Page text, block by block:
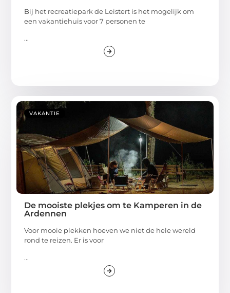
Bij het recreatiepark de Leistert is het mogelijk om
een vakantiehuis voor 7 personen te
...
VAKANTIE
De mooiste plekjes om te Kamperen in de
Ardennen
Voor mooie plekken hoeven we niet de hele wereld
rond te reizen. Er is voor
...